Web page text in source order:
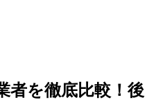
者を徹底比較！後